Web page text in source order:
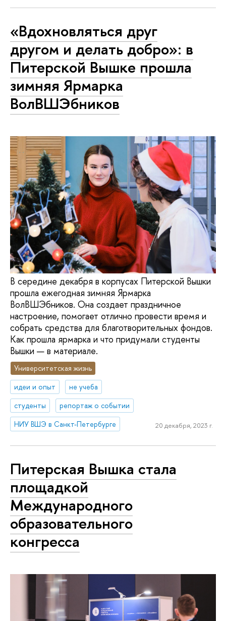
«Вдохновляться друг
другом и делать добро»: в
Питерской Вышке прошла
зимняя Ярмарка
ВолВШЭбников
В середине декабря в корпусах Питерской Вышки
прошла ежегодная зимняя Ярмарка
ВолВШЭбников. Она создает праздничное
настроение, помогает отлично провести время и
собрать средства для благотворительных фондов.
Как прошла ярмарка и что придумали студенты
Вышки — в материале.
Университетская жизнь
идеи и опыт
не учеба
студенты
репортаж о событии
НИУ ВШЭ в Санкт-Петербурге
20 декабря, 2023 г.
Питерская Вышка стала
площадкой
Международного
образовательного
конгресса